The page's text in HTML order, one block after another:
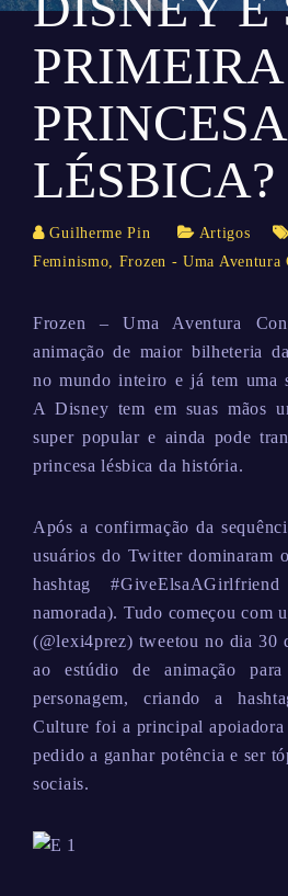
PRIMEIRA
PRINCESA
LÉSBICA?
Guilherme Pin Artigos
Feminismo, Frozen - Uma Aventura
Frozen – Uma Aventura
animação de maior bilheteria
no mundo inteiro e já tem uma
A Disney tem em suas mãos
super popular e ainda pode
princesa lésbica da história.
Após a confirmação da
usuários do Twitter dominaram
hashtag
namorada). Tudo começou com
(@lexi4prez) tweetou no dia 30
ao estúdio de animação
personagem, criando a
Culture foi a principal
pedido a ganhar potência e ser
sociais.